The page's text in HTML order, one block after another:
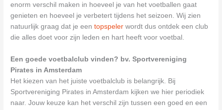
enorm verschil maken in hoeveel je van het voetballen gaat
genieten en hoeveel je verbetert tijdens het seizoen. Wij zien
natuurlijk graag dat je eentopspeler wordt dus ontdek een club
die alles doet voor zijn leden en hart heeft voor voetbal.
Een goede voetbalclub vinden? bv. Sportvereniging
Pirates in Amsterdam
Het kiezen van het juiste voetbalclub is belangrijk. Bij
Sportvereniging Pirates in Amsterdam kijken we hier periodiek
naar. Jouw keuze kan het verschil zijn tussen een goed en een